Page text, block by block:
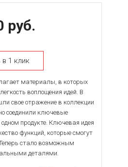
руб.
в 1 клик
материалы, в которых
воплощения идей. В
свое отражение в коллекции
соединили ключевые
продукте. Ключевая идея
функций, которые смогут
стало возможным
деталями.